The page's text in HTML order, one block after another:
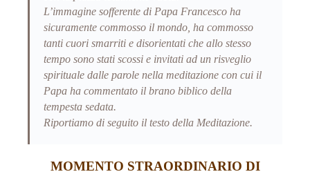
L’immagine sofferente di Papa Francesco ha
sicuramente commosso il mondo, ha commosso
tanti cuori smarriti e disorientati che allo stesso
tempo sono stati scossi e invitati ad un risveglio
spirituale dalle parole nella meditazione con cui il
Papa ha commentato il brano biblico della
tempesta sedata.
Riportiamo di seguito il testo della Meditazione.
MOMENTO STRAORDINARIO DI